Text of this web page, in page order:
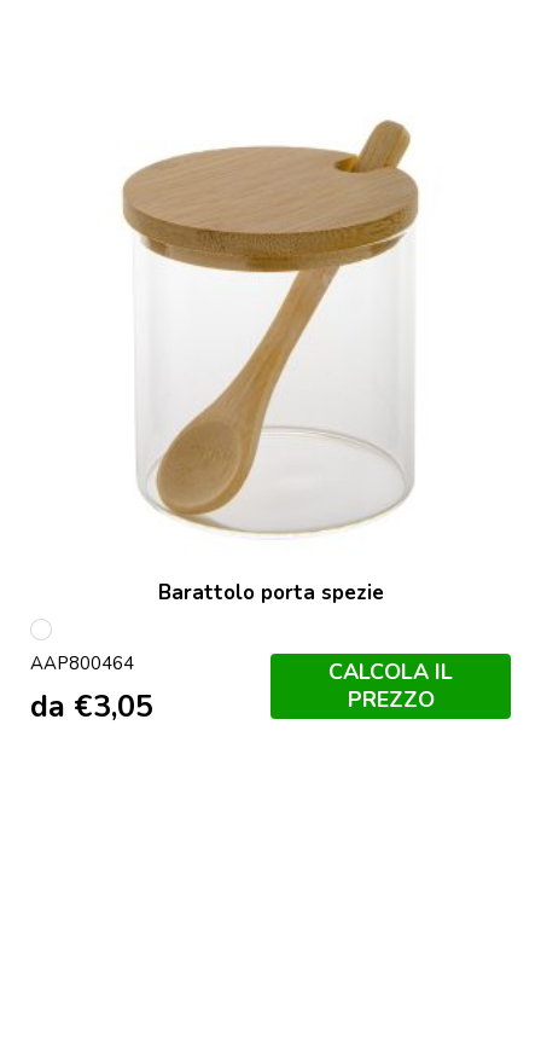
Barattolo porta spezie
multicolore
AAP800464
da €3,05
CALCOLA IL
PREZZO